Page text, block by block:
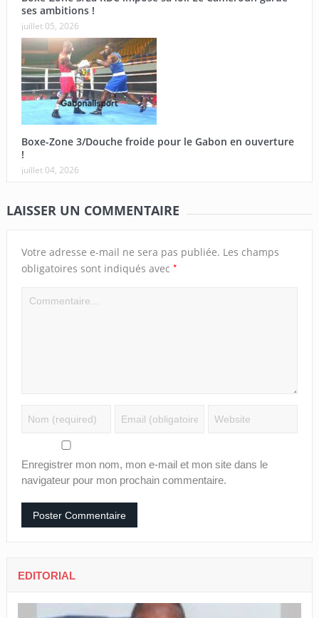
ses ambitions !
juillet 05, 2026
Boxe-Zone 3/Douche froide pour le Gabon en ouverture
!
juillet 04, 2026
LAISSER UN COMMENTAIRE
Votre adresse e-mail ne sera pas publiée. Les champs
obligatoires sont indiqués avec *
Enregistrer mon nom, mon e-mail et mon site dans le
navigateur pour mon prochain commentaire.
EDITORIAL